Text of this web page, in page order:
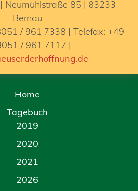
| Neumühlstraße 85 | 83233
Bernau
/ 961 7338 | Telefax: +49
/ 961 7117 |
Home
Tagebuch
2019
2020
2021
2026